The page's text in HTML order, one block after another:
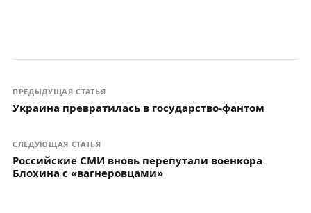
ПРЕДЫДУЩАЯ СТАТЬЯ
Украина превратилась в государство-фантом
СЛЕДУЮЩАЯ СТАТЬЯ
Российские СМИ вновь перепутали военкора
Блохина с «вагнеровцами»